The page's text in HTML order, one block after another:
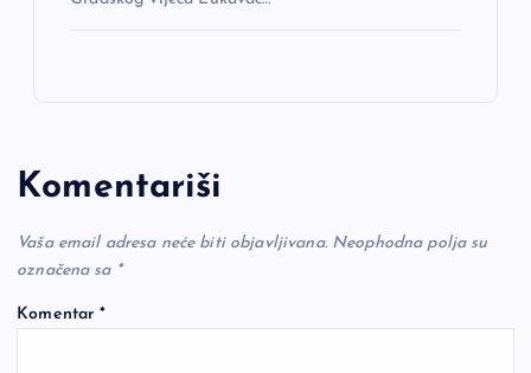
Komentariši
Vaša email adresa neće biti objavljivana. Neophodna polja su
označena sa *
Komentar*